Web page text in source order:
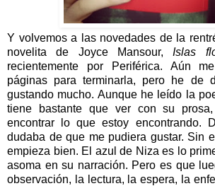
Y volvemos a las novedades de la
novelita de Joyce Mansour,Islas
recientemente por Periférica. Aún
páginas para terminarla, pero he de
gustando mucho. Aunque he leído la
tiene bastante que ver con su
encontrar lo que estoy encontrando.
dudaba de que me pudiera gustar. Sin
empieza bien. El azul de Niza es lo
asoma en su narración. Pero es que
observación, la lectura, la espera, la